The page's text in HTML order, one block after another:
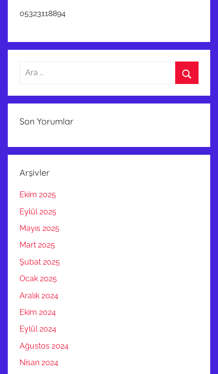
05323118894
Arama:
Son Yorumlar
Arşivler
Ekim 2025
Eylül 2025
Mayıs 2025
Mart 2025
Şubat 2025
Ocak 2025
Aralık 2024
Ekim 2024
Eylül 2024
Ağustos 2024
Nisan 2024